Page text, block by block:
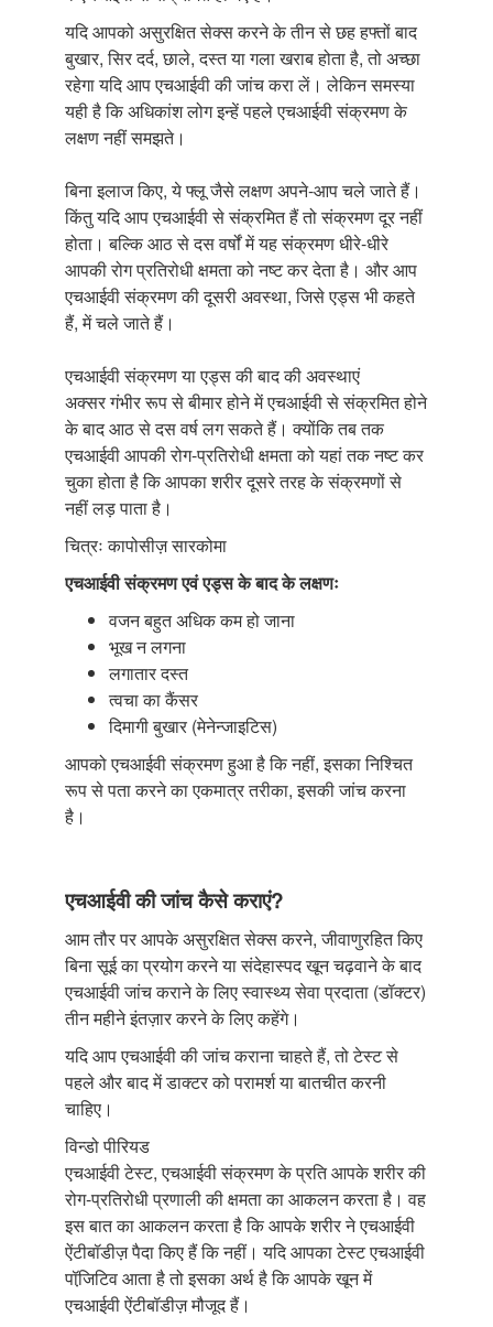
यदि आपको असुरक्षित सेक्स करने के तीन से छह हफ्तों बाद
बुखार, सिर दर्द, छाले, दस्त या गला खराब होता है, तो अच्छा
रहेगा यदि आप एचआईवी की जांच करा लें। लेकिन समस्या
यही है कि अधिकांश लोग इन्हें पहले एचआईवी संक्रमण के
लक्षण नहीं समझते।
बिना इलाज किए, ये फ्लू जैसे लक्षण अपने-आप चले जाते हैं।
किंतु यदि आप एचआईवी से संक्रमित हैं तो संक्रमण दूर नहीं
होता। बल्कि आठ से दस वर्षों में यह संक्रमण धीरे-धीरे
आपकी रोग प्रतिरोधी क्षमता को नष्ट कर देता है। और आप
एचआईवी संक्रमण की दूसरी अवस्था, जिसे एड्स भी कहते
हैं, में चले जाते हैं।
एचआईवी संक्रमण या एड्स की बाद की अवस्थाएं
अक्सर गंभीर रूप से बीमार होने में एचआईवी से संक्रमित होने
के बाद आठ से दस वर्ष लग सकते हैं। क्योंकि तब तक
एचआईवी आपकी रोग-प्रतिरोधी क्षमता को यहां तक नष्ट कर
चुका होता है कि आपका शरीर दूसरे तरह के संक्रमणों से
नहीं लड़ पाता है।
चित्रः कापोसीज़ सारकोमा
एचआईवी संक्रमण एवं एड्स के बाद के लक्षणः
वजन बहुत अधिक कम हो जाना
भूख न लगना
लगातार दस्त
त्वचा का कैंसर
दिमागी बुखार (मेनेन्जाइटिस)
आपको एचआईवी संक्रमण हुआ है कि नहीं, इसका निश्चित
रूप से पता करने का एकमात्र तरीका, इसकी जांच करना
है।
एचआईवी की जांच कैसे कराएं?
आम तौर पर आपके असुरक्षित सेक्स करने, जीवाणुरहित किए
बिना सूई का प्रयोग करने या संदेहास्पद खून चढ़वाने के बाद
एचआईवी जांच कराने के लिए स्वास्थ्य सेवा प्रदाता (डॉक्टर)
तीन महीने इंतज़ार करने के लिए कहेंगे।
यदि आप एचआईवी की जांच कराना चाहते हैं, तो टेस्ट से
पहले और बाद में डाक्टर को परामर्श या बातचीत करनी
चाहिए।
विन्डो पीरियड
एचआईवी टेस्ट, एचआईवी संक्रमण के प्रति आपके शरीर की
रोग-प्रतिरोधी प्रणाली की क्षमता का आकलन करता है। वह
इस बात का आकलन करता है कि आपके शरीर ने एचआईवी
ऐंटीबॉडीज़ पैदा किए हैं कि नहीं। यदि आपका टेस्ट एचआईवी
पॉजि़टिव आता है तो इसका अर्थ है कि आपके खून में
एचआईवी ऐंटीबॉडीज़ मौजूद हैं।